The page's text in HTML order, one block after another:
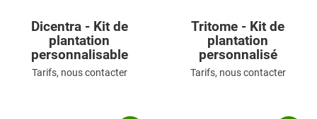
Dicentra - Kit de
plantation
personnalisable
Tarifs, nous contacter
Tritome - Kit de
plantation
personnalisé
Tarifs, nous contacter